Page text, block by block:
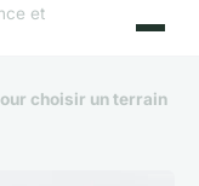
et
choisir un terrain